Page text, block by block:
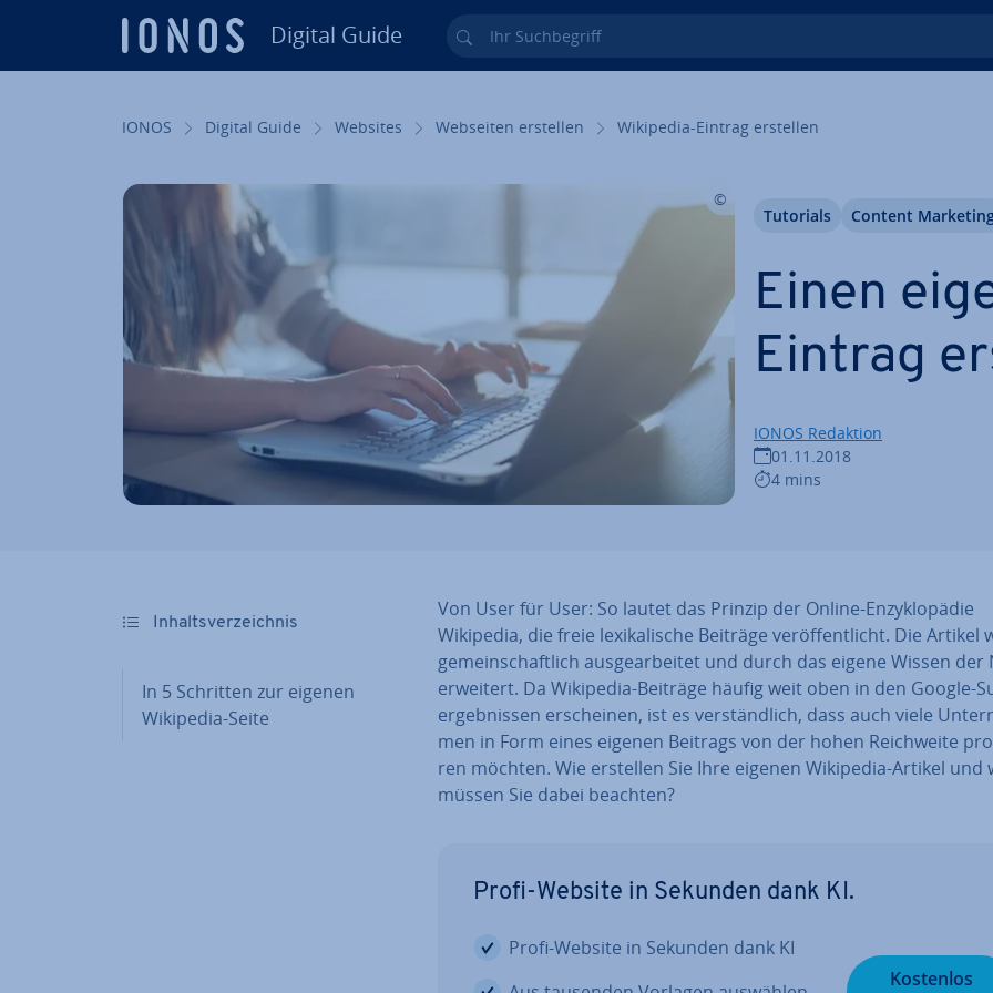
Digital Guide Ihr Such­be­griff
IONOS Digital Guide Websites Webseiten erstellen Wikipedia-Eintrag erstellen
Einen
Eintrag
IONOS Redaktion
01.11.2018
4 mins
Tutorials Content
In­halts­ver­zeich­nis
In 5 Schritten zur eigenen
Wikipedia-Seite
Von User für User: So lautet das Prinzip der Online-En­zy­klo­pä­die
Wikipedia, die freie le­xi­ka­li­sche Beiträge ver­öf­fent­licht. Die Artikel
ge­mein­schaft­lich aus­ge­ar­bei­tet und durch das eigene Wissen der
erweitert. Da Wikipedia-Beiträge häufig weit oben in den Google-
ergeb­nis­sen er­schei­nen, ist es ver­ständ­lich, dass auch viele
men in Form eines eigenen Beitrags von der hohen Reich­wei­te
ren möchten. Wie erstellen Sie Ihre eigenen Wikipedia-Artikel und
müssen Sie dabei beachten?
Profi-Website in Sekunden dank KI.
Profi-Website in Sekunden dank KI
Kostenlos